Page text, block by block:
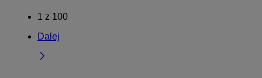
1 z 100
Dalej